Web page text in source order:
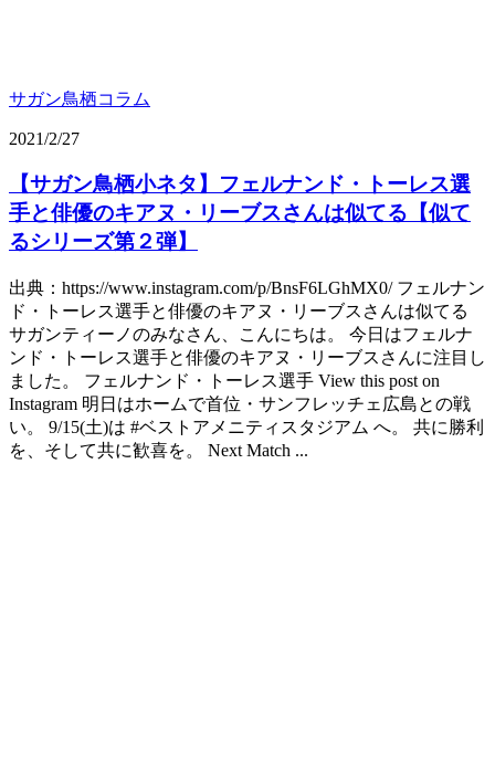
サガン鳥栖コラム
2021/2/27
【サガン鳥栖小ネタ】フェルナンド・トーレス選
手と俳優のキアヌ・リーブスさんは似てる【似て
るシリーズ第２弾】
出典：https://www.instagram.com/p/BnsF6LGhMX0/ フェルナン
ド・トーレス選手と俳優のキアヌ・リーブスさんは似てる
サガンティーノのみなさん、こんにちは。 今日はフェルナ
ンド・トーレス選手と俳優のキアヌ・リーブスさんに注目し
ました。 フェルナンド・トーレス選手 View this post on
Instagram 明日はホームで首位・サンフレッチェ広島との戦
い。 9/15(土)は #ベストアメニティスタジアム へ。 共に勝利
を、そして共に歓喜を。 Next Match ...